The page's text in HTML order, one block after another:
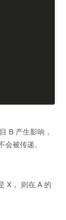
B 产生影响，
被传递。
X， 则在 A 的